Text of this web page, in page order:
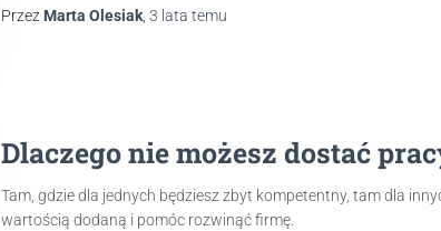
Przez Marta Olesiak, 3 lata temu
Dlaczego nie możesz dostać
Tam, gdzie dla jednych będziesz zbyt kompetentny, tam dla
wartością dodaną i pomóc rozwinąć firmę.